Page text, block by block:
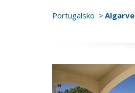
Portugalsko Algarve